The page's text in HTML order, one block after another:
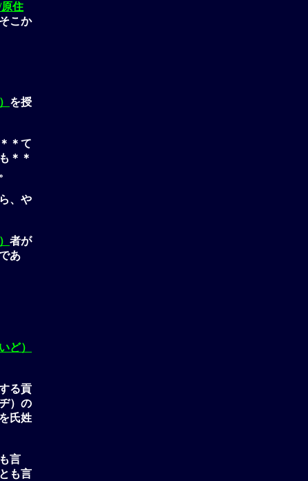
住
こか
を授
＊て
＊＊
、や
者が
あ
ど）
る貢
）の
氏姓
言
も言